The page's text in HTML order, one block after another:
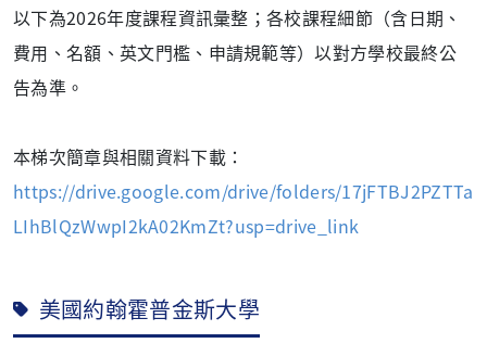
以下為2026年度課程資訊彙整；各校課程細節（含日期、
費用、名額、英文門檻、申請規範等）以對方學校最終公
告為準。
本梯次簡章與相關資料下載：
https://drive.google.com/drive/folders/17jFTBJ2PZTTa
LIhBlQzWwpI2kA02KmZt?usp=drive_link
美國約翰霍普金斯大學